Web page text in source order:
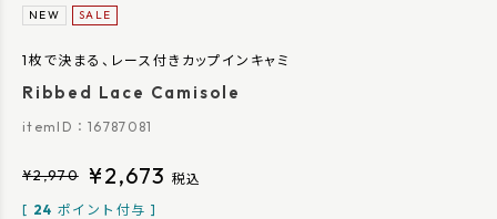
NEW SALE
1枚で決まる、レース付きカップインキャミ
Ribbed Lace Camisole
16787081
¥2,970 ¥2,673 税込
[ 24 ポイント付与 ]